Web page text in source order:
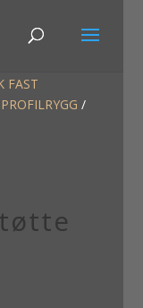
FAST
/